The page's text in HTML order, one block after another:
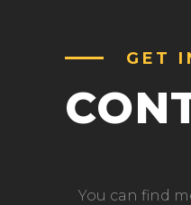
GET
You can find